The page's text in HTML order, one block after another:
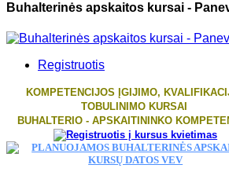
Buhalterinės apskaitos kursai -
Registruotis
KOMPETENCIJOS ĮGIJIMO,
TOBULINIMO KURSAI
BUHALTERIO - APSKAITININKO